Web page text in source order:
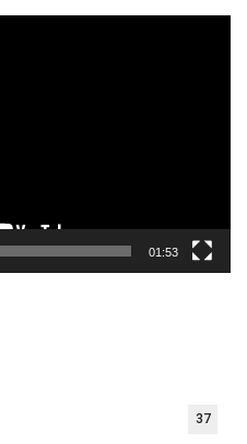
01:53
37